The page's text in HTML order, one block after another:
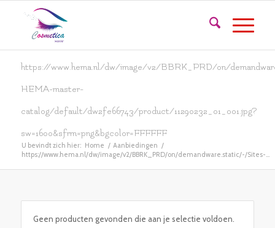
https://www.hema.nl/dw/image/v2/BBRK_PRD/on/
HEMA-master-
catalog/default/dw2fe66743/product/11290232_01_001.jpg?
sw=1600&sfrm=png&bgcolor=FFFFFF
U bevindt zich hier: Home / Aanbiedingen /
https://www.hema.nl/dw/image/v2/BBRK_PRD/on/demandware.static/-/Sites-...
Geen producten gevonden die aan je selectie voldoen.